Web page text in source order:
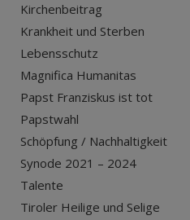
Kirchenbeitrag
Krankheit und Sterben
Lebensschutz
Magnifica Humanitas
Papst Franziskus ist tot
Papstwahl
Schöpfung / Nachhaltigkeit
Synode 2021 – 2024
Talente
Tiroler Heilige und Selige